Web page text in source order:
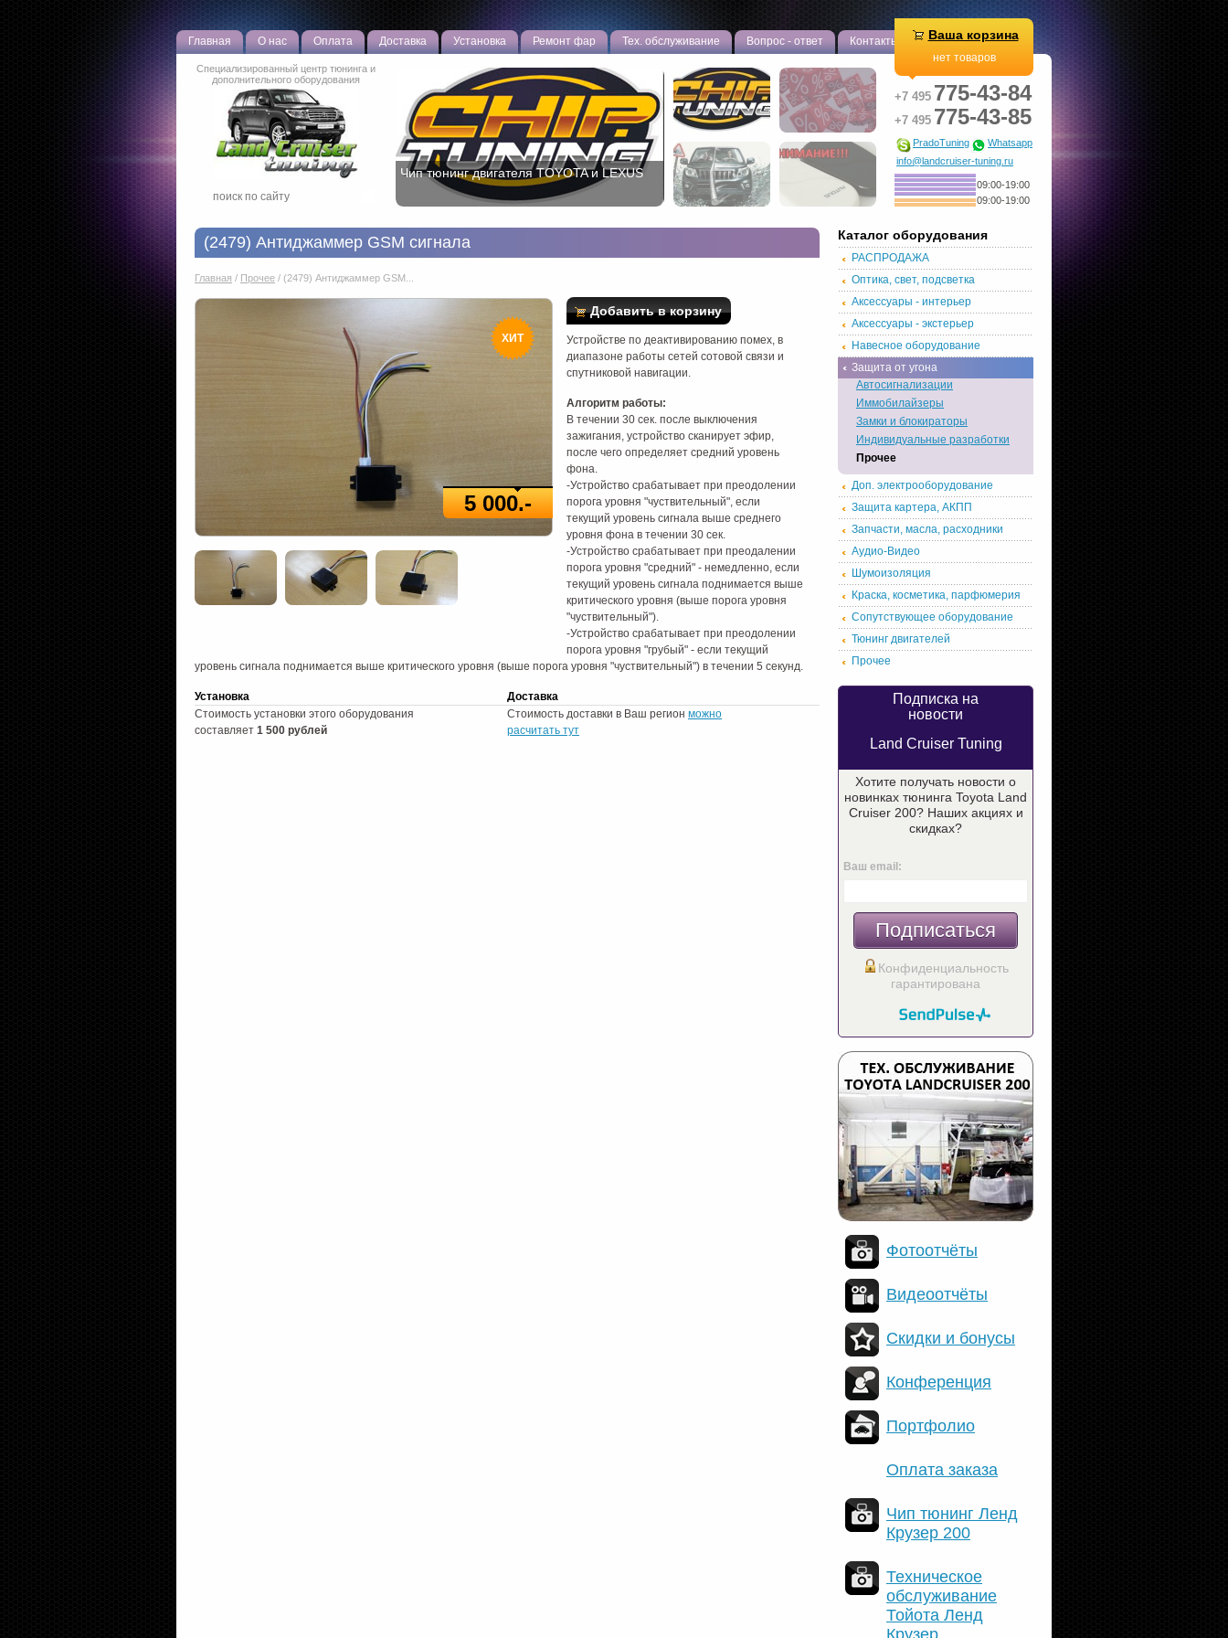
Главная О нас Оплата Доставка Установка Ремонт фар Тех. обслуживание Вопрос - ответ Контакты
Специализированный центр тюнинга и
дополнительного оборудования
РАСПРОДАЖА ТЮНИНГА! Сливаем
остатки!
Ваша корзина
нет товаров
+7 495 775-43-84
+7 495 775-43-85
PradoTuning
Whatsapp
info@landcruiser-tuning.ru
09:00-19:00
09:00-19:00
(2479) Антиджаммер GSM сигнала
Главная / Прочее / (2479) Антиджаммер GSM...
5 000.-
ХИТ
Добавить в корзину
Устройстве по деактивированию помех, в
диапазоне работы сетей сотовой связи и
спутниковой навигации.
Алгоритм работы:
В течении 30 сек. после выключения
зажигания, устройство сканирует эфир,
после чего определяет средний уровень
фона.
-Устройство срабатывает при преодолении
порога уровня "чуствительный", если
текущий уровень сигнала выше среднего
уровня фона в течении 30 сек.
-Устройство срабатывает при преодалении
порога уровня "средний" - немедленно, если
текущий уровень сигнала поднимается выше
критического уровня (выше порога уровня
"чуствительный").
-Устройство срабатывает при преодолении
порога уровня "грубый" - если текущий
уровень сигнала поднимается выше критического уровня (выше порога уровня "чуствительный") в течении 5 секунд.
Установка
Доставка
Стоимость установки этого оборудования
составляет 1 500 рублей
Стоимость доставки в Ваш регион можно
расчитать тут
Каталог оборудования
РАСПРОДАЖА
Оптика, свет, подсветка
Аксессуары - интерьер
Аксессуары - экстерьер
Навесное оборудование
Защита от угона
Автосигнализации
Иммобилайзеры
Замки и блокираторы
Индивидуальные разработки
Прочее
Доп. электрооборудование
Защита картера, АКПП
Запчасти, масла, расходники
Аудио-Видео
Шумоизоляция
Краска, косметика, парфюмерия
Сопутствующее оборудование
Тюнинг двигателей
Прочее
Подписка на
новости
Land Cruiser Tuning
Хотите получать новости о
новинках тюнинга Toyota Land
Cruiser 200? Наших акциях и
скидках?
Ваш email:
Подписаться
Конфиденциальность
гарантирована
Фотоотчёты
Видеоотчёты
Скидки и бонусы
Конференция
Портфолио
Оплата заказа
Чип тюнинг Ленд
Крузер 200
Техническое
обслуживание
Тойота Ленд
Крузер